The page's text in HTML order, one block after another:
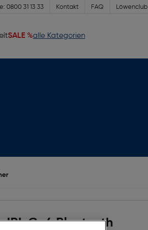
0800 31 13 33 Kontakt FAQ Löwenclub
SALE %alle Kategorien
JBL Go4 Bluetooth